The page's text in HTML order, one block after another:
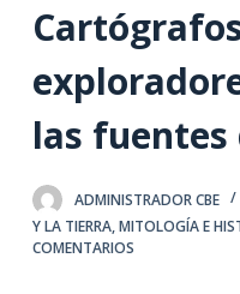
o
d
o
las
ADMINISTRADOR CBE
Y LA TIERRA,MITOLOGÍA E
COMENTARIOS